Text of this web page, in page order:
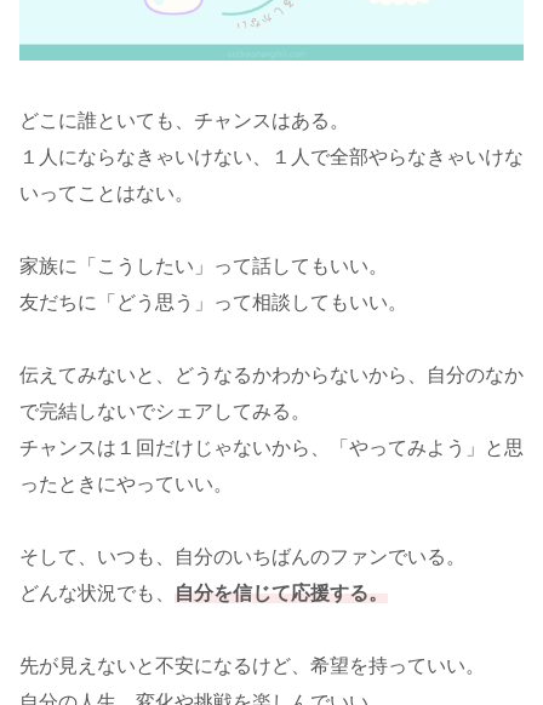
どこに誰といても、チャンスはある。
１人にならなきゃいけない、１人で全部やらなきゃいけな
いってことはない。
家族に「こうしたい」って話してもいい。
友だちに「どう思う」って相談してもいい。
伝えてみないと、どうなるかわからないから、自分のなか
で完結しないでシェアしてみる。
チャンスは１回だけじゃないから、「やってみよう」と思
ったときにやっていい。
そして、いつも、自分のいちばんのファンでいる。
どんな状況でも、
自分を信じて応援する。
先が見えないと不安になるけど、希望を持っていい。